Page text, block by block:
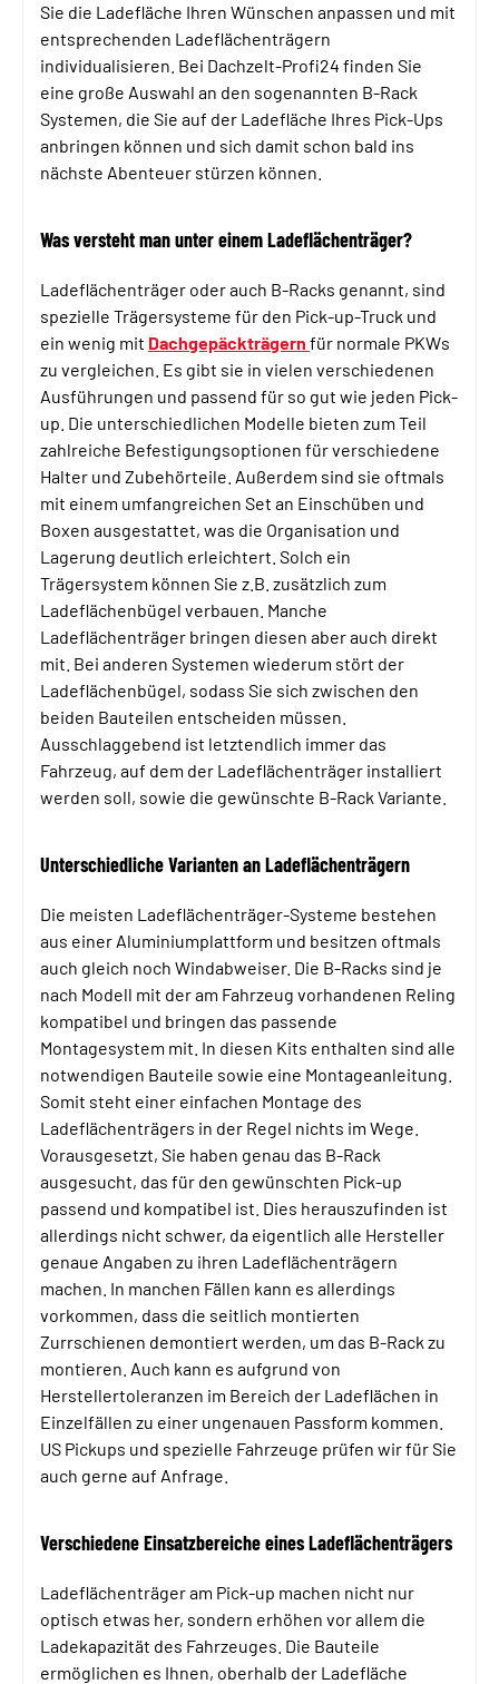
Sie die Ladefläche Ihren Wünschen anpassen und mit
entsprechenden Ladeflächenträgern
individualisieren. Bei Dachzelt-Profi24 finden Sie
eine große Auswahl an den sogenannten B-Rack
Systemen, die Sie auf der Ladefläche Ihres Pick-Ups
anbringen können und sich damit schon bald ins
nächste Abenteuer stürzen können.
Was versteht man unter einem Ladeflächenträger?
Ladeflächenträger oder auch B-Racks genannt, sind
spezielle Trägersysteme für den Pick-up-Truck und
ein wenig mit Dachgepäckträgern für normale PKWs
zu vergleichen. Es gibt sie in vielen verschiedenen
Ausführungen und passend für so gut wie jeden Pick-
up. Die unterschiedlichen Modelle bieten zum Teil
zahlreiche Befestigungsoptionen für verschiedene
Halter und Zubehörteile. Außerdem sind sie oftmals
mit einem umfangreichen Set an Einschüben und
Boxen ausgestattet, was die Organisation und
Lagerung deutlich erleichtert. Solch ein
Trägersystem können Sie z.B. zusätzlich zum
Ladeflächenbügel verbauen. Manche
Ladeflächenträger bringen diesen aber auch direkt
mit. Bei anderen Systemen wiederum stört der
Ladeflächenbügel, sodass Sie sich zwischen den
beiden Bauteilen entscheiden müssen.
Ausschlaggebend ist letztendlich immer das
Fahrzeug, auf dem der Ladeflächenträger installiert
werden soll, sowie die gewünschte B-Rack Variante.
Unterschiedliche Varianten an Ladeflächenträgern
Die meisten Ladeflächenträger-Systeme bestehen
aus einer Aluminiumplattform und besitzen oftmals
auch gleich noch Windabweiser. Die B-Racks sind je
nach Modell mit der am Fahrzeug vorhandenen Reling
kompatibel und bringen das passende
Montagesystem mit. In diesen Kits enthalten sind alle
notwendigen Bauteile sowie eine Montageanleitung.
Somit steht einer einfachen Montage des
Ladeflächenträgers in der Regel nichts im Wege.
Vorausgesetzt, Sie haben genau das B-Rack
ausgesucht, das für den gewünschten Pick-up
passend und kompatibel ist. Dies herauszufinden ist
allerdings nicht schwer, da eigentlich alle Hersteller
genaue Angaben zu ihren Ladeflächenträgern
machen. In manchen Fällen kann es allerdings
vorkommen, dass die seitlich montierten
Zurrschienen demontiert werden, um das B-Rack zu
montieren. Auch kann es aufgrund von
Herstellertoleranzen im Bereich der Ladeflächen in
Einzelfällen zu einer ungenauen Passform kommen.
US Pickups und spezielle Fahrzeuge prüfen wir für Sie
auch gerne auf Anfrage.
Verschiedene Einsatzbereiche eines Ladeflächenträgers
Ladeflächenträger am Pick-up machen nicht nur
optisch etwas her, sondern erhöhen vor allem die
Ladekapazität des Fahrzeuges. Die Bauteile
ermöglichen es Ihnen, oberhalb der Ladefläche